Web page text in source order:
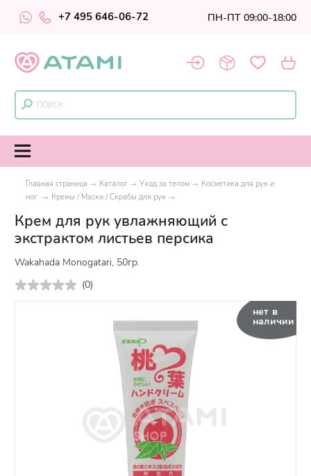
+7 495 646-06-72 ПН-ПТ 09:00-18:00
Главная страница Каталог Уход за телом
Косметика для рук и
ног
Кремы / Маски / Скрабы для рук
Крем для рук увлажняющий с
экстрактом листьев персика
Wakahada Monogatari, 50гр.
(0)
нет в
наличии